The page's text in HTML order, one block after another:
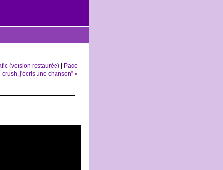
(version restaurée) | Page
j'écris une chanson” »